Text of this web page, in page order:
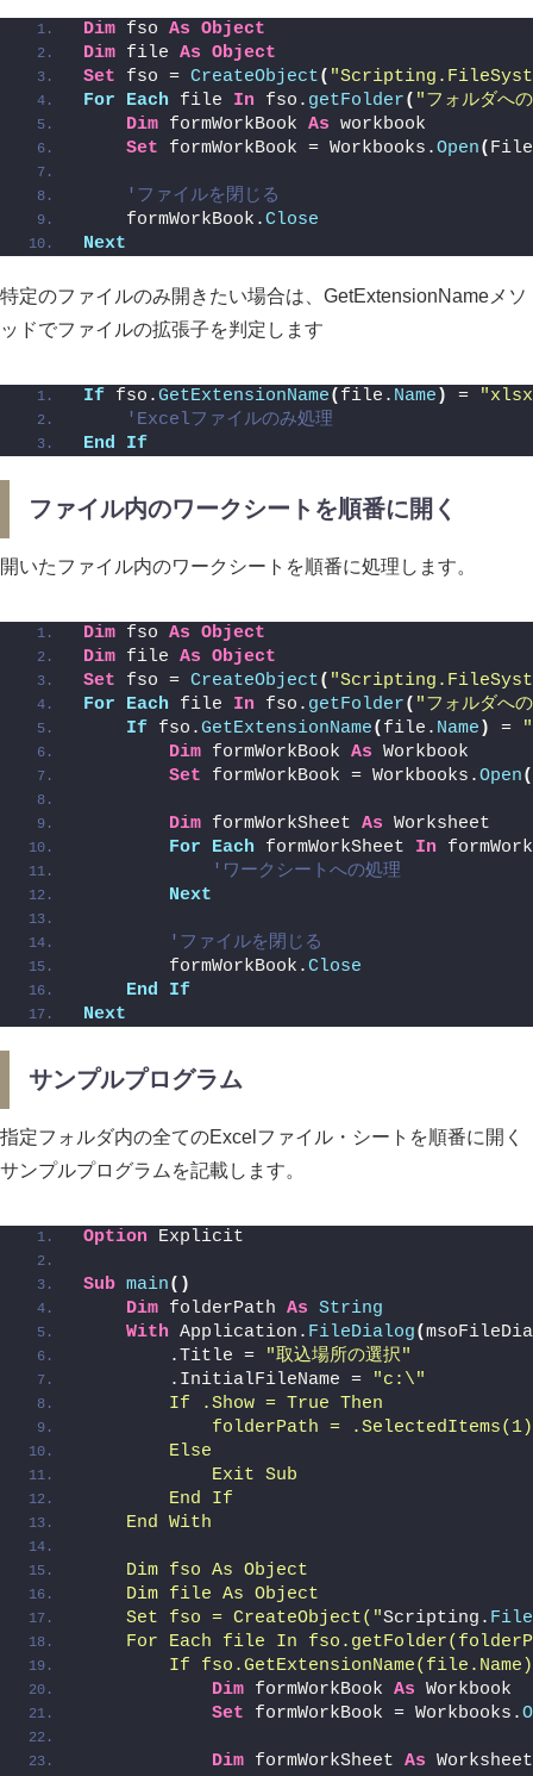
Dim fso As Object
Dim file As Object
Set fso = CreateObject(
For
Each file In fso. getFolder( "フォルダへ
Dim formWorkBook As workbook
Set formWorkBook = Workbooks.Open(
'ファイルを閉じる
    formWorkBook.
Close
Next
特定のファイルのみ開きたい場合は、GetExtensionNameメソ
ッドでファイルの拡張子を判定します
If fso.GetExtensionName( file. Name ) =
'Excelファイルのみ処理
End
If
ファイル内のワークシートを順番に開く
開いたファイル内のワークシートを順番に処理します。
Dim fso As Object
Dim file As Object
Set fso = CreateObject(
For
Each file In fso. getFolder( "フォルダへ
If fso.GetExtensionName( file. Name ) =
Dim formWorkBook As Workbook
Set formWorkBook = Workbooks.Open(
Dim formWorkSheet As Worksheet
For
Each formWorkSheet In
'ワークシートへの処理
Next
'ファイルを閉じる
        formWorkBook.
Close
End
If
Next
サンプルプログラム
指定フォルダ内の全てのExcelファイル・シートを順番に開く
サンプルプログラムを記載します。
Option Explicit
Sub main()
Dim folderPath As String
With Application. FileDialog(
        .Title =
"取込場所の選択"
        .InitialFileName =
"c:\"
        If .Show = True Then
            folderPath = .SelectedItems(1)
        Else
            Exit Sub
        End If
    End With
    Dim fso As Object
    Dim file As Object
    Set fso = CreateObject("
Scripting.
For Each file In
If
Dim formWorkBook As Workbook
Set formWorkBook = Workbooks.
Dim formWorkSheet As Worksheet